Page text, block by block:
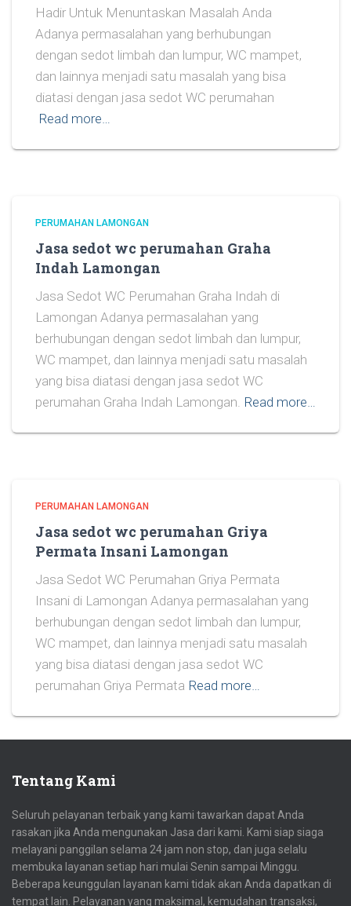
Hadir Untuk Menuntaskan Masalah Anda
Adanya permasalahan yang berhubungan
dengan sedot limbah dan lumpur, WC mampet,
dan lainnya menjadi satu masalah yang bisa
diatasi dengan jasa sedot WC perumahan
Read more…
PERUMAHAN LAMONGAN
Jasa sedot wc perumahan Graha
Indah Lamongan
Jasa Sedot WC Perumahan Graha Indah di
Lamongan Adanya permasalahan yang
berhubungan dengan sedot limbah dan lumpur,
WC mampet, dan lainnya menjadi satu masalah
yang bisa diatasi dengan jasa sedot WC
perumahan Graha Indah Lamongan. Read more…
PERUMAHAN LAMONGAN
Jasa sedot wc perumahan Griya
Permata Insani Lamongan
Jasa Sedot WC Perumahan Griya Permata
Insani di Lamongan Adanya permasalahan yang
berhubungan dengan sedot limbah dan lumpur,
WC mampet, dan lainnya menjadi satu masalah
yang bisa diatasi dengan jasa sedot WC
perumahan Griya Permata Read more…
Tentang Kami
Seluruh pelayanan terbaik yang kami tawarkan dapat Anda
rasakan jika Anda mengunakan Jasa dari kami. Kami siap siaga
melayani panggilan selama 24 jam non stop, dan juga selalu
membuka layanan setiap hari mulai Senin sampai Minggu.
Beberapa keunggulan layanan kami tidak akan Anda dapatkan di
tempat lain. Pelayanan yang maksimal, kemudahan transaksi,